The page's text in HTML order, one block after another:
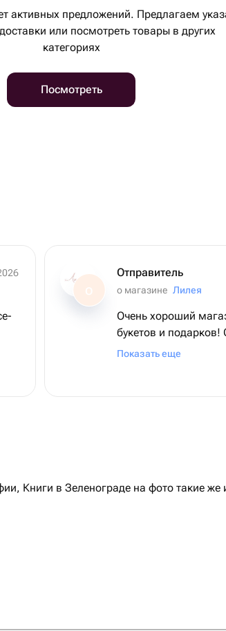
активных предложений. Предлагаем
или посмотреть товары в других
категориях
Посмотреть
О
Отправитель
о магазине Лилея
Очень хороший
букетов и подарков!
прекрасный букет!
Показать еще
Книги в Зеленограде на фото такие же